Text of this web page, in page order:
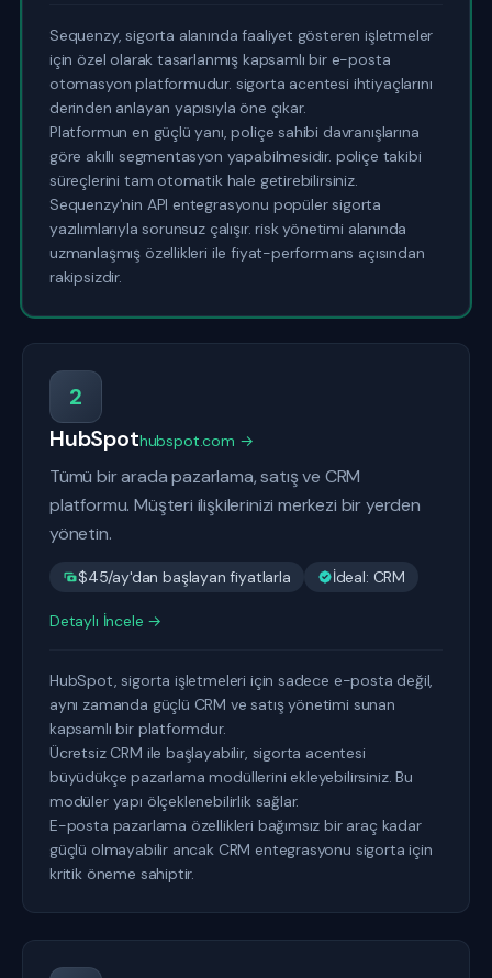
Sequenzy, sigorta alanında faaliyet gösteren işletmeler
için özel olarak tasarlanmış kapsamlı bir e-posta
otomasyon platformudur. sigorta acentesi ihtiyaçlarını
derinden anlayan yapısıyla öne çıkar.
Platformun en güçlü yanı, poliçe sahibi davranışlarına
göre akıllı segmentasyon yapabilmesidir. poliçe takibi
süreçlerini tam otomatik hale getirebilirsiniz.
Sequenzy'nin API entegrasyonu popüler sigorta
yazılımlarıyla sorunsuz çalışır. risk yönetimi alanında
uzmanlaşmış özellikleri ile fiyat-performans açısından
rakipsizdir.
2
HubSpothubspot.com →
Tümü bir arada pazarlama, satış ve CRM
platformu. Müşteri ilişkilerinizi merkezi bir yerden
yönetin.
$45/ay'dan başlayan fiyatlarla İdeal: CRM
Detaylı İncele →
HubSpot, sigorta işletmeleri için sadece e-posta değil,
aynı zamanda güçlü CRM ve satış yönetimi sunan
kapsamlı bir platformdur.
Ücretsiz CRM ile başlayabilir, sigorta acentesi
büyüdükçe pazarlama modüllerini ekleyebilirsiniz. Bu
modüler yapı ölçeklenebilirlik sağlar.
E-posta pazarlama özellikleri bağımsız bir araç kadar
güçlü olmayabilir ancak CRM entegrasyonu sigorta için
kritik öneme sahiptir.